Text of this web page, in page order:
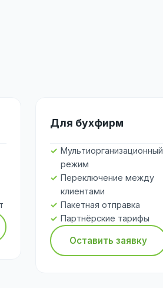
Для бухфирм
Мультиорганизационный
режим
Переключение между
клиентами
Пакетная отправка
Партнёрские тарифы
Оставить заявку